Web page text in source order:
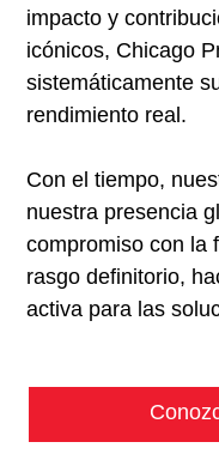
impacto y
icónicos, Chicago
sistemáticamente
rendimiento real.
Con el tiempo,
nuestra presencia
compromiso con la
rasgo definitorio,
activa para las